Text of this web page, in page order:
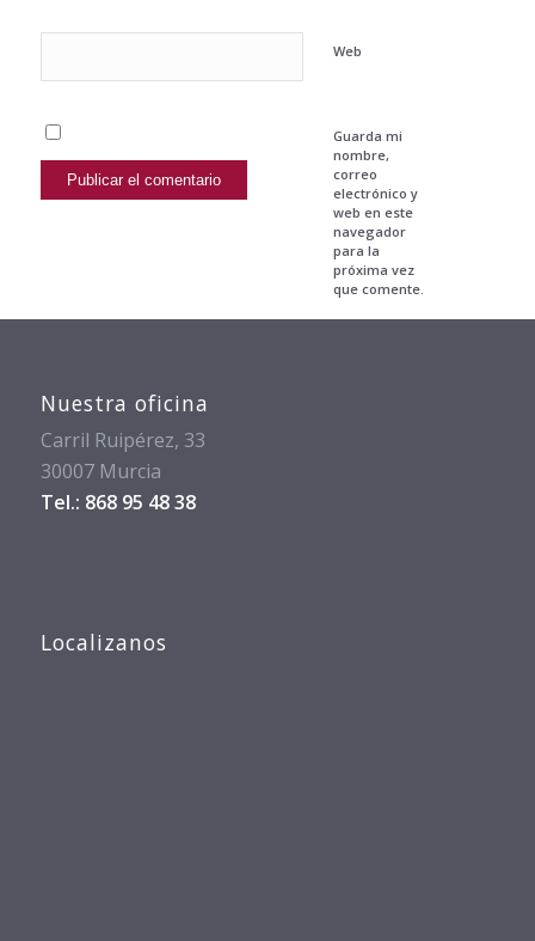
Web
Guarda mi
nombre,
correo
electrónico y
web en este
navegador
para la
próxima vez
que comente.
Nuestra oficina
Carril Ruipérez, 33
30007 Murcia
Tel.: 868 95 48 38
Localizanos